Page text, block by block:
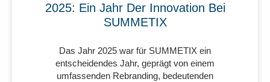
2025: Ein Jahr Der Innovation Bei
SUMMETIX
Das Jahr 2025 war für SUMMETIX ein
entscheidendes Jahr, geprägt von einem
umfassenden Rebranding, bedeutenden